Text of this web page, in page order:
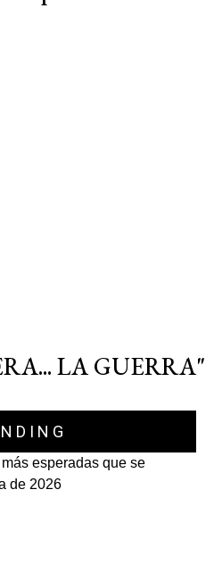
LA GUERRA"